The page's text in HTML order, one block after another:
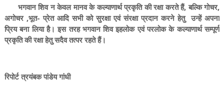
भगवान शिव न केवल मानव के कल्याणार्थ प्रकृति की रक्षा करते हैं, बल्कि गोचर,
अगोचर ,भूत- प्रेत आदि सभी को सुरक्षा एवं संरक्षा प्रदान करने हेतु उन्हें अपना
प्रिय बना लिया है। इस तरह भगवान शिव इहलोक एवं परलोक के कल्याणार्थ सम्पूर्ण
प्रकृति की रक्षा हेतु सदैव तत्पर रहते हैं।
रिपोर्ट त्रयंबक पांडेय गांधी